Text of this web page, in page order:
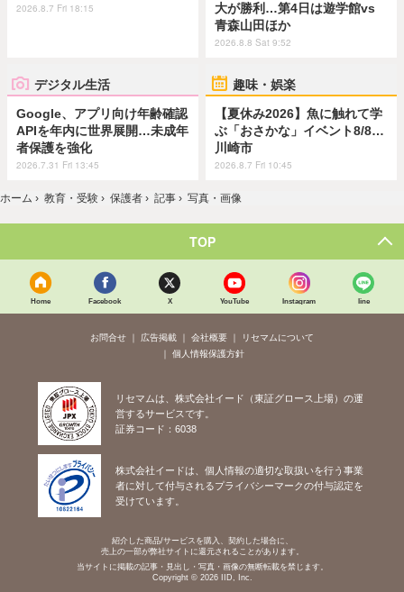
2026.8.7 Fri 18:15
大が勝利…第4日は遊学館vs
青森山田ほか
2026.8.8 Sat 9:52
デジタル生活
Google、アプリ向け年齢確認
APIを年内に世界展開…未成年
者保護を強化
2026.7.31 Fri 13:45
趣味・娯楽
【夏休み2026】魚に触れて学
ぶ「おさかな」イベント8/8…
川崎市
2026.8.7 Fri 10:45
ホーム › 教育・受験 › 保護者 › 記事 › 写真・画像
TOP
Home Facebook X YouTube Instagram line
お問合せ 広告掲載 会社概要
リセマムについて
個人情報保護方針
リセマムは、株式会社イード（東証グロース上場）の運
営するサービスです。
証券コード：6038
株式会社イードは、個人情報の適切な取扱いを行う事業
者に対して付与されるプライバシーマークの付与認定を
受けています。
紹介した商品/サービスを購入、契約した場合に、
売上の一部が弊社サイトに還元されることがあります。
当サイトに掲載の記事・見出し・写真・画像の無断転載を禁じます。
Copyright © 2026 IID, Inc.